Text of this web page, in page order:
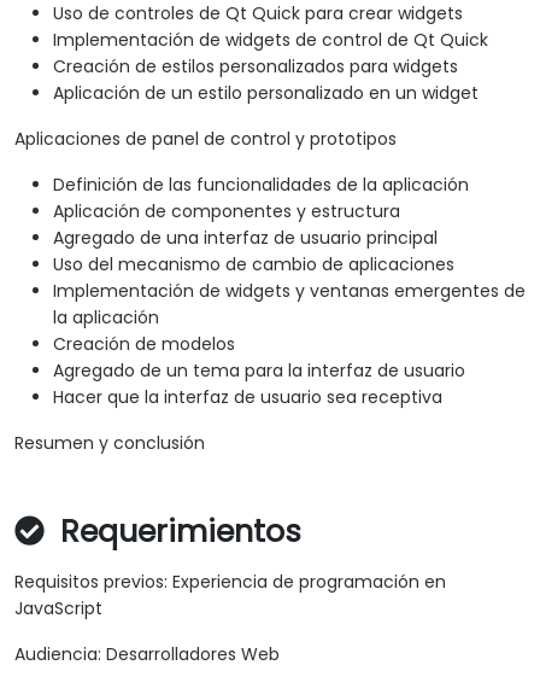
Uso de controles de Qt Quick para crear widgets
Implementación de widgets de control de Qt Quick
Creación de estilos personalizados para widgets
Aplicación de un estilo personalizado en un widget
Aplicaciones de panel de control y prototipos
Definición de las funcionalidades de la aplicación
Aplicación de componentes y estructura
Agregado de una interfaz de usuario principal
Uso del mecanismo de cambio de aplicaciones
Implementación de widgets y ventanas emergentes de
la aplicación
Creación de modelos
Agregado de un tema para la interfaz de usuario
Hacer que la interfaz de usuario sea receptiva
Resumen y conclusión
Requerimientos
Requisitos previos: Experiencia de programación en
JavaScript
Audiencia: Desarrolladores Web